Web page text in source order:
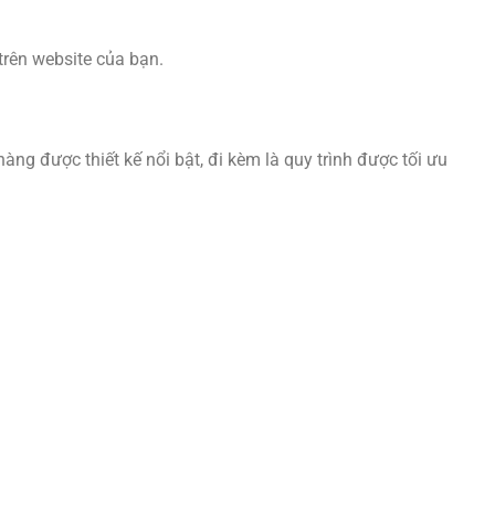
website của bạn.
được thiết kế nổi bật, đi kèm là quy trình được tối ưu